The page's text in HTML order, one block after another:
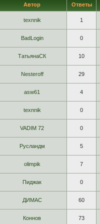
Автор Ответы
texnnik 1
BadLogin 0
ТатьянаСК 10
Nesteroff 29
asw61 4
texnnik 0
VADIM 72 0
Русландм 5
olimpik 7
Пиджак 0
ДИМАС 60
Коннов 73